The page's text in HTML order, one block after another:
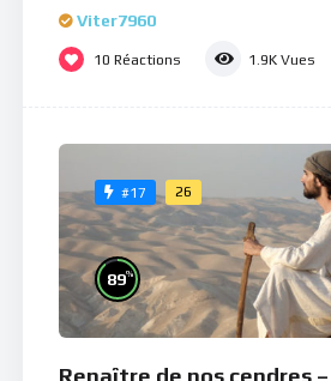
Viter7960
10 Réactions 1.9K Vues
#17 26
89%
Renaître de nos cendres –